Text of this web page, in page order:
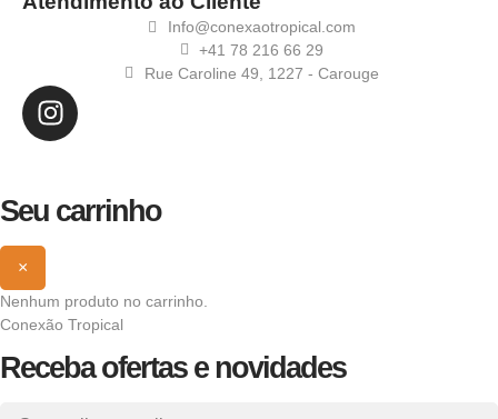
Info@conexaotropical.com
+41 78 216 66 29
Rue Caroline 49, 1227 - Carouge
Seu carrinho
×
Nenhum produto no carrinho.
Conexão Tropical
Receba ofertas e novidades